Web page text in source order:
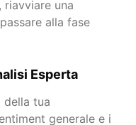
una
alla fase
Esperta
della tua
generale e i